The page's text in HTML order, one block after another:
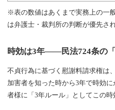
※表の数値はあくまで実務上の一
は弁護士・裁判所の判断が優先され
時効は3年——民法724条の「
不貞行為に基づく慰謝料請求権は
加害者を知った時から3年で時効
者様に「3年ルール」としてこの時